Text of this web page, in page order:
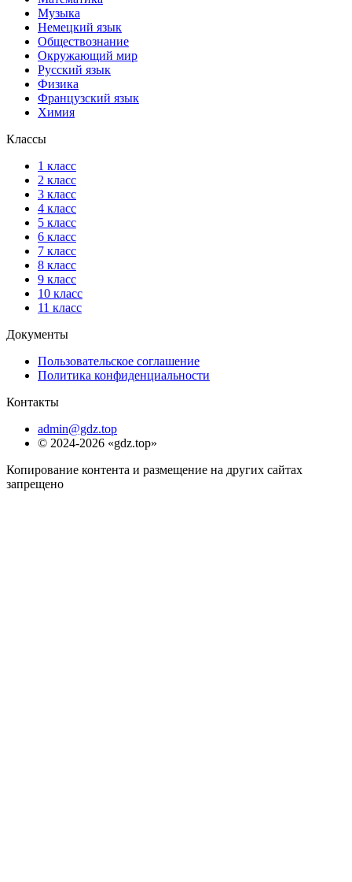
Музыка
Немецкий язык
Обществознание
Окружающий мир
Русский язык
Физика
Французский язык
Химия
Классы
1 класс
2 класс
3 класс
4 класс
5 класс
6 класс
7 класс
8 класс
9 класс
10 класс
11 класс
Документы
Пользовательское соглашение
Политика конфиденциальности
Контакты
admin@gdz.top
© 2024-2026 «gdz.top»
Копирование контента и размещение на других сайтах
запрещено